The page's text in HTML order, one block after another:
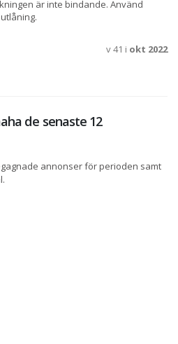
är inte bindande. Använd
v 41 i okt 2022
de senaste 12
annonser för perioden samt